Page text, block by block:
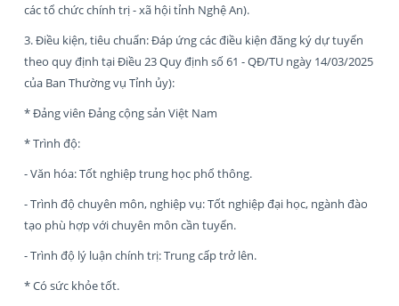
các tổ chức chính trị - xã hội tỉnh Nghệ An).
3. Điều kiện, tiêu chuẩn: Đáp ứng các điều kiện đăng ký dự tuyển
theo quy định tại Điều 23 Quy định số 61 - QĐ/TU ngày 14/03/2025
của Ban Thường vụ Tỉnh ủy):
* Đảng viên Đảng cộng sản Việt Nam
* Trình độ:
- Văn hóa: Tốt nghiệp trung học phổ thông.
- Trình độ chuyên môn, nghiệp vụ: Tốt nghiệp đại học, ngành đào
tạo phù hợp với chuyên môn cần tuyển.
- Trình độ lý luận chính trị: Trung cấp trở lên.
* Có sức khỏe tốt.